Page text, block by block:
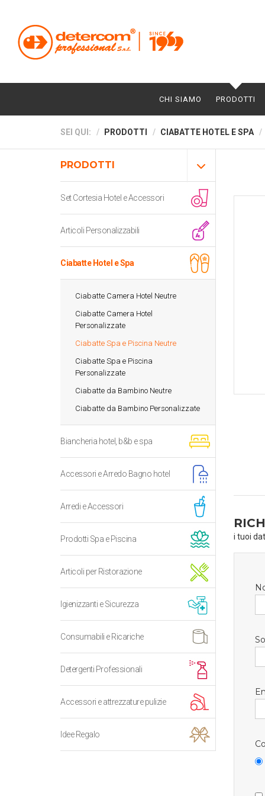
CHI SIAMO PRODOTTI
SEI QUI: PRODOTTI CIABATTE HOTEL E SPA
PRODOTTI
Set Cortesia Hotel e Accessori
Articoli Personalizzabili
Ciabatte Hotel e Spa
Ciabatte Camera Hotel Neutre
Ciabatte Camera Hotel
Personalizzate
Ciabatte Spa e Piscina Neutre
Ciabatte Spa e Piscina
Personalizzate
Ciabatte da Bambino Neutre
Ciabatte da Bambino Personalizzate
Biancheria hotel, b&b e spa
Accessori e Arredo Bagno hotel
Arredi e Accessori
Prodotti Spa e Piscina
Articoli per Ristorazione
Igienizzanti e Sicurezza
Consumabili e Ricariche
Detergenti Professionali
Accessori e attrezzature pulizie
Idee Regalo
i tuoi